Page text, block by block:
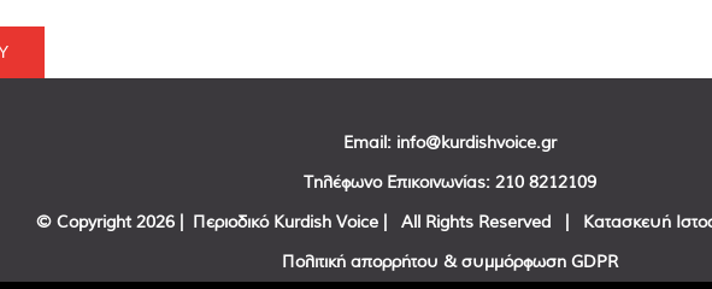
Email: info@kurdishvoice.gr
Τηλέφωνο Επικοινωνίας: 210 8212109
© Copyright 2026 | Περιοδικό Kurdish Voice | All Rights Reserved | Κατασκευή
Πολιτική απορρήτου & συμμόρφωση GDPR